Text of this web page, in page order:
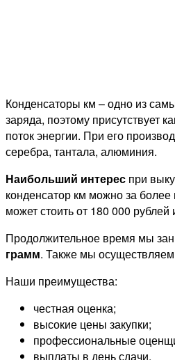
Конденсаторы км – одно из
заряда, поэтому присутствует
поток энергии. При его
серебра, тантала, алюминия.
Наибольший интерес при
конденсатор км можно за
может стоить от 180 000 рублей
Продолжительное время мы
грамм. Также мы
Наши преимущества:
честная оценка;
высокие цены закупки;
профессиональные
выплаты в день сдачи.